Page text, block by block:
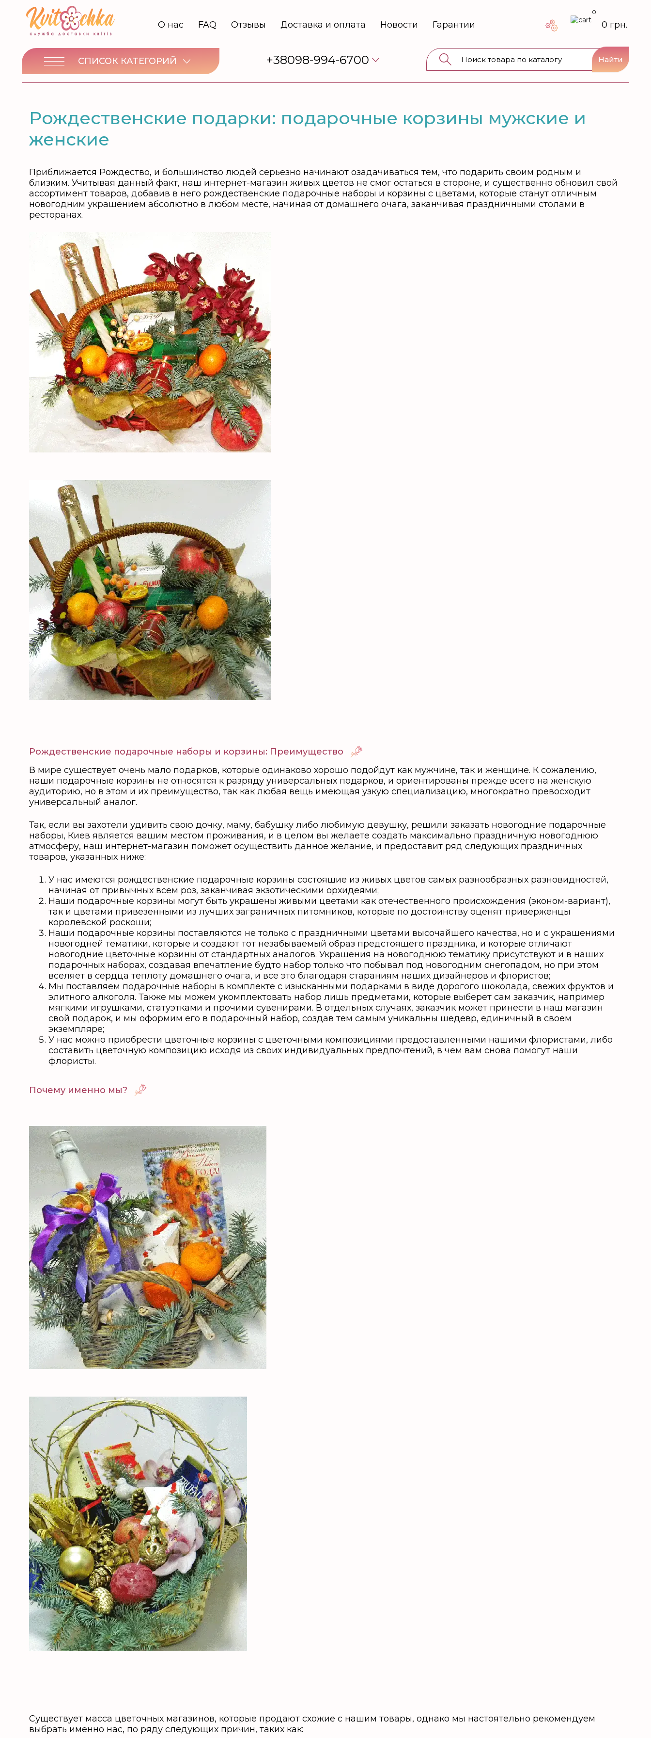
О нас FAQ Отзывы Доставка и оплата Новости Гарантии
0
0 грн.
СПИСОК КАТЕГОРИЙ +38098-994-6700 Найти
Рождественские подарки: подарочные корзины мужские и
женские
Приближается Рождество, и большинство людей серьезно начинают озадачиваться тем, что подарить своим родным и
близким. Учитывая данный факт, наш интернет-магазин живых цветов не смог остаться в стороне, и существенно обновил свой
ассортимент товаров, добавив в него рождественские подарочные наборы и корзины с цветами, которые станут отличным
новогодним украшением абсолютно в любом месте, начиная от домашнего очага, заканчивая праздничными столами в
ресторанах.
Рождественские подарочные наборы и корзины: Преимущество
В мире существует очень мало подарков, которые одинаково хорошо подойдут как мужчине, так и женщине. К сожалению,
наши подарочные корзины не относятся к разряду универсальных подарков, и ориентированы прежде всего на женскую
аудиторию, но в этом и их преимущество, так как любая вещь имеющая узкую специализацию, многократно превосходит
универсальный аналог.
Так, если вы захотели удивить свою дочку, маму, бабушку либо любимую девушку, решили заказать новогодние подарочные
наборы, Киев является вашим местом проживания, и в целом вы желаете создать максимально праздничную новогоднюю
атмосферу, наш интернет-магазин поможет осуществить данное желание, и предоставит ряд следующих праздничных
товаров, указанных ниже:
У нас имеются рождественские подарочные корзины состоящие из живых цветов самых разнообразных разновидностей,
начиная от привычных всем роз, заканчивая экзотическими орхидеями;
Наши подарочные корзины могут быть украшены живыми цветами как отечественного происхождения (эконом-вариант),
так и цветами привезенными из лучших заграничных питомников, которые по достоинству оценят приверженцы
королевской роскоши;
Наши подарочные корзины поставляются не только с праздничными цветами высочайшего качества, но и с украшениями
новогодней тематики, которые и создают тот незабываемый образ предстоящего праздника, и которые отличают
новогодние цветочные корзины от стандартных аналогов. Украшения на новогоднюю тематику присутствуют и в наших
подарочных наборах, создавая впечатление будто набор только что побывал под новогодним снегопадом, но при этом
вселяет в сердца теплоту домашнего очага, и все это благодаря стараниям наших дизайнеров и флористов;
Мы поставляем подарочные наборы в комплекте с изысканными подарками в виде дорогого шоколада, свежих фруктов и
элитного алкоголя. Также мы можем укомплектовать набор лишь предметами, которые выберет сам заказчик, например
мягкими игрушками, статуэтками и прочими сувенирами. В отдельных случаях, заказчик может принести в наш магазин
свой подарок, и мы оформим его в подарочный набор, создав тем самым уникальны шедевр, единичный в своем
экземпляре;
У нас можно приобрести цветочные корзины с цветочными композициями предоставленными нашими флористами, либо
составить цветочную композицию исходя из своих индивидуальных предпочтений, в чем вам снова помогут наши
флористы.
Почему именно мы?
Существует масса цветочных магазинов, которые продают схожие с нашим товары, однако мы настоятельно рекомендуем
выбрать именно нас, по ряду следующих причин, таких как: